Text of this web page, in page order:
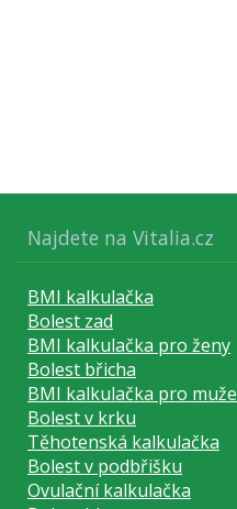
Najdete na Vitalia.cz
BMI kalkulačka
Bolest zad
BMI kalkulačka pro ženy
Bolest břicha
BMI kalkulačka pro muže
Bolest v krku
Těhotenská kalkulačka
Bolest v podbřišku
Ovulační kalkulačka